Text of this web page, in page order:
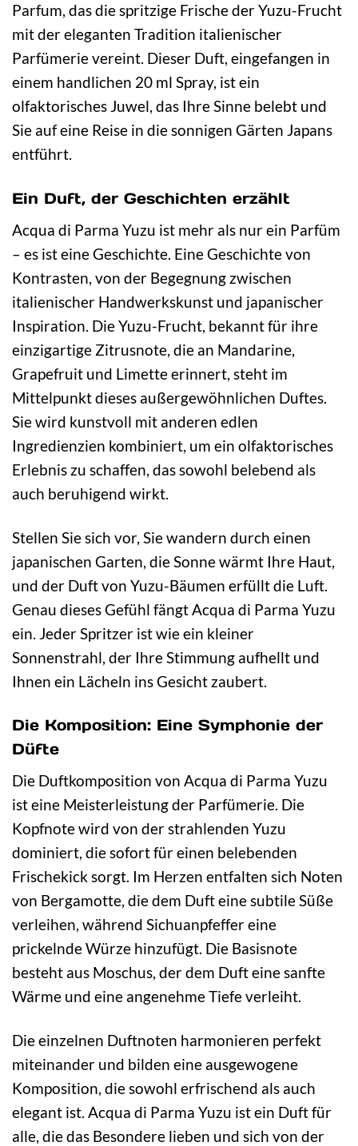
Parfum, das die spritzige Frische der Yuzu-Frucht
mit der eleganten Tradition italienischer
Parfümerie vereint. Dieser Duft, eingefangen in
einem handlichen 20 ml Spray, ist ein
olfaktorisches Juwel, das Ihre Sinne belebt und
Sie auf eine Reise in die sonnigen Gärten Japans
entführt.
Ein Duft, der Geschichten erzählt
Acqua di Parma Yuzu ist mehr als nur ein Parfüm
– es ist eine Geschichte. Eine Geschichte von
Kontrasten, von der Begegnung zwischen
italienischer Handwerkskunst und japanischer
Inspiration. Die Yuzu-Frucht, bekannt für ihre
einzigartige Zitrusnote, die an Mandarine,
Grapefruit und Limette erinnert, steht im
Mittelpunkt dieses außergewöhnlichen Duftes.
Sie wird kunstvoll mit anderen edlen
Ingredienzien kombiniert, um ein olfaktorisches
Erlebnis zu schaffen, das sowohl belebend als
auch beruhigend wirkt.
Stellen Sie sich vor, Sie wandern durch einen
japanischen Garten, die Sonne wärmt Ihre Haut,
und der Duft von Yuzu-Bäumen erfüllt die Luft.
Genau dieses Gefühl fängt Acqua di Parma Yuzu
ein. Jeder Spritzer ist wie ein kleiner
Sonnenstrahl, der Ihre Stimmung aufhellt und
Ihnen ein Lächeln ins Gesicht zaubert.
Die Komposition: Eine Symphonie der
Düfte
Die Duftkomposition von Acqua di Parma Yuzu
ist eine Meisterleistung der Parfümerie. Die
Kopfnote wird von der strahlenden Yuzu
dominiert, die sofort für einen belebenden
Frischekick sorgt. Im Herzen entfalten sich Noten
von Bergamotte, die dem Duft eine subtile Süße
verleihen, während Sichuanpfeffer eine
prickelnde Würze hinzufügt. Die Basisnote
besteht aus Moschus, der dem Duft eine sanfte
Wärme und eine angenehme Tiefe verleiht.
Die einzelnen Duftnoten harmonieren perfekt
miteinander und bilden eine ausgewogene
Komposition, die sowohl erfrischend als auch
elegant ist. Acqua di Parma Yuzu ist ein Duft für
alle, die das Besondere lieben und sich von der